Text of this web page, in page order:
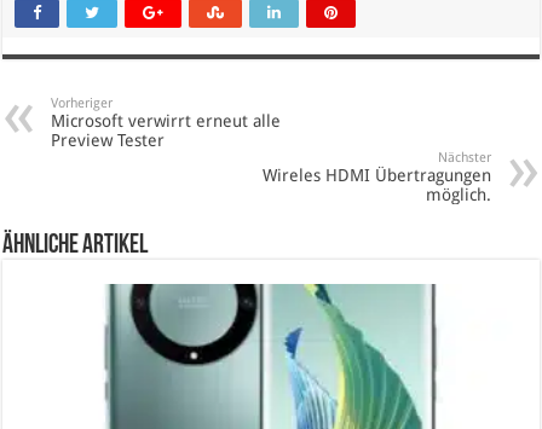
Vorheriger
Microsoft verwirrt erneut alle
Preview Tester
Nächster
Wireles HDMI Übertragungen
möglich.
Ähnliche Artikel